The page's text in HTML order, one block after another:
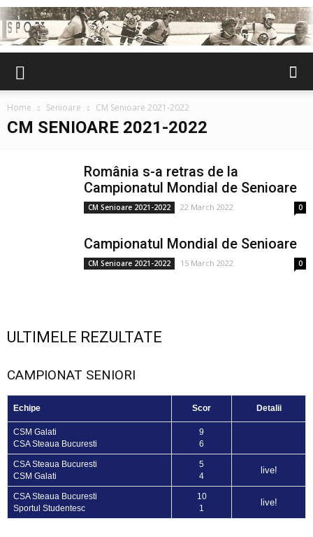
Home Senioare CM Senioare 2021-2022
CM SENIOARE 2021-2022
România s-a retras de la
Campionatul Mondial de Senioare
CM Senioare 2021-2022 22 March 2022 0
Campionatul Mondial de Senioare
CM Senioare 2021-2022 15 March 2022 0
ULTIMELE REZULTATE
CAMPIONAT SENIORI
Echipe Scor Detalii
CSM Galati
CSA Steaua Bucuresti
9
6
CSA Steaua Bucuresti
CSM Galati
5
4
live!
CSA Steaua Bucuresti
Sportul Studentesc
10
1
live!